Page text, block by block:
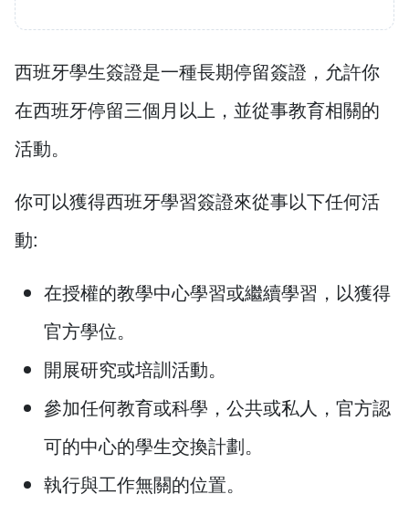
西班牙學生簽證是一種長期停留簽證，允許你
在西班牙停留三個月以上，並從事教育相關的
活動。
你可以獲得西班牙學習簽證來從事以下任何活
動:
在授權的教學中心學習或繼續學習，以獲得
官方學位。
開展研究或培訓活動。
參加任何教育或科學，公共或私人，官方認
可的中心的學生交換計劃。
執行與工作無關的位置。